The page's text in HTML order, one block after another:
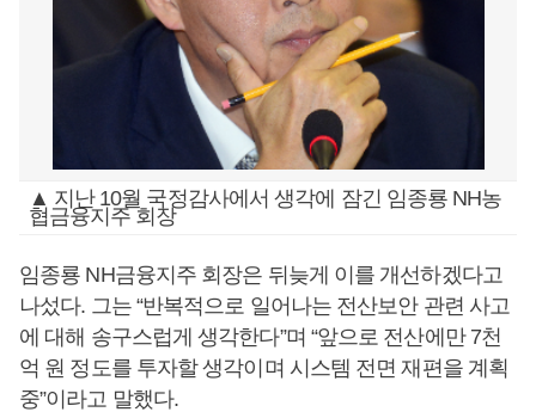
▲ 지난 10월 국정감사에서 생각에 잠긴 임종룡 NH농
협금융지주 회장
임종룡 NH금융지주 회장은 뒤늦게 이를 개선하겠다고
나섰다. 그는 “반복적으로 일어나는 전산보안 관련 사고
에 대해 송구스럽게 생각한다”며 “앞으로 전산에만 7천
억 원 정도를 투자할 생각이며 시스템 전면 재편을 계획
중”이라고 말했다.